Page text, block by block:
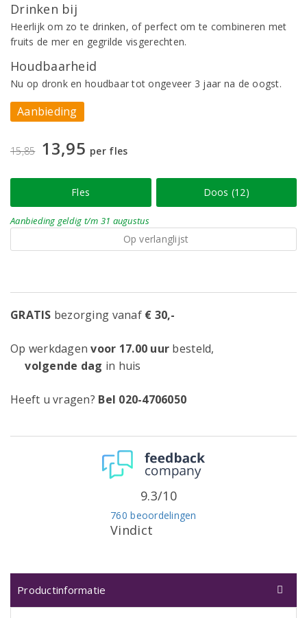
Drinken bij
Heerlijk om zo te drinken, of perfect om te combineren met
fruits de mer en gegrilde visgerechten.
Houdbaarheid
Nu op dronk en houdbaar tot ongeveer 3 jaar na de oogst.
Aanbieding
15,85 13,95 per fles
Fles Doos (12)
Aanbieding geldig t/m 31 augustus
Op verlanglijst
GRATIS bezorging vanaf € 30,-
Op werkdagenvoor 17.00 uur besteld,
volgende dag in huis
Heeft u vragen? Bel 020-4706050
Vindict
760 beoordelingen
9.3/10
Productinformatie